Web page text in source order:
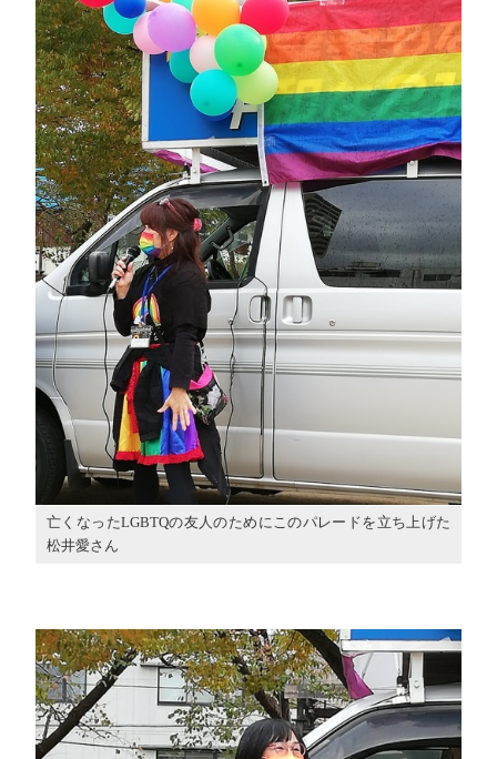
亡くなったLGBTQの友人のためにこのパレードを立ち上げた
松井愛さん